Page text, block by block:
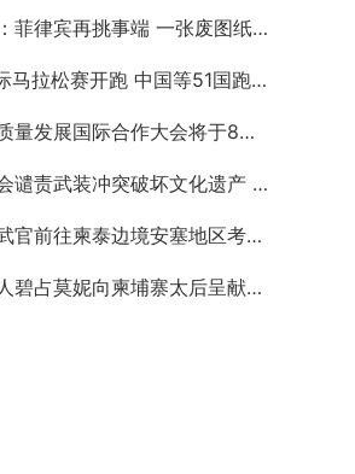
中国央视新闻：菲律宾再挑事端 一张废图纸划不走中国黄岩岛
第11届吴哥国际马拉松赛开跑 中国等51国跑者齐聚暹粒
柬埔寨农业高质量发展国际合作大会将于8月20日举行
世界遗产委员会谴责武装冲突破坏文化遗产 柬埔寨呼吁依法追责并加强国际合作
外国驻柬埔寨武官前往柬泰边境安塞地区考察 柬方介绍“危险握手”事件及边境情况
柬埔寨首相夫人碧占莫妮向柬埔寨太后呈献世界女童军“卓越领袖奖”